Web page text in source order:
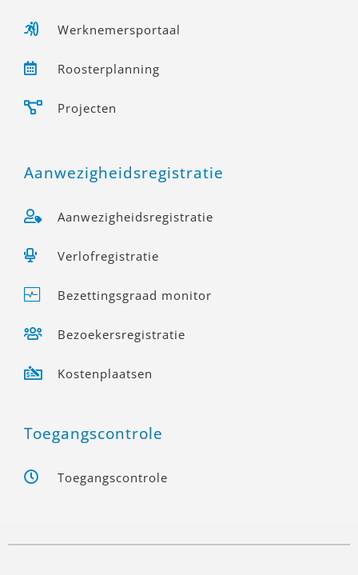
Werknemersportaal
Roosterplanning
Projecten
Aanwezigheidsregistratie
Aanwezigheidsregistratie
Verlofregistratie
Bezettingsgraad monitor
Bezoekersregistratie
Kostenplaatsen
Toegangscontrole
Toegangscontrole